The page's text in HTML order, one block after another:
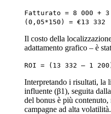
Fatturato = 8 000 +
(0,05*150) = €13 332
Il costo della
adattamento grafico – è
ROI = (13 332 – 1
Interpretando i risultati, la
influente (β1), seguita
del bonus è più
campagne ad alta volatilità.